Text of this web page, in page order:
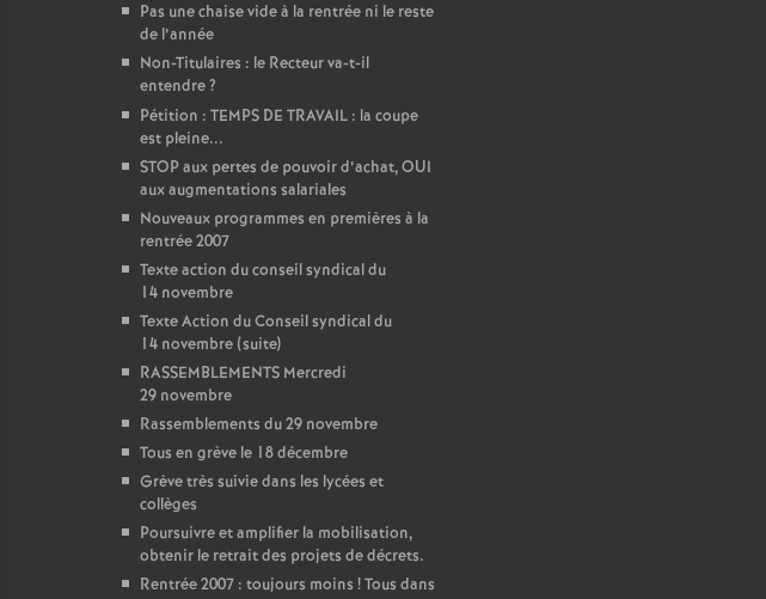
Pas une chaise vide à la rentrée ni le reste
de l’année
Non-Titulaires : le Recteur va-t-il
entendre?
Pétition : TEMPS DE TRAVAIL : la coupe
est pleine...
STOP aux pertes de pouvoir d’achat, OUI
aux augmentations salariales
Nouveaux programmes en premières à la
rentrée 2007
Texte action du conseil syndical du
14 novembre
Texte Action du Conseil syndical du
14 novembre (suite)
RASSEMBLEMENTS Mercredi
29 novembre
Rassemblements du 29 novembre
Tous en grève le 18 décembre
Grève très suivie dans les lycées et
collèges
Poursuivre et amplifier la mobilisation,
obtenir le retrait des projets de décrets.
Rentrée 2007 : toujours moins ! Tous dans